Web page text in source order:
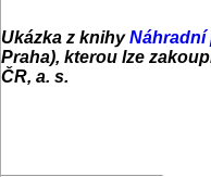
Ukázka z knihyNáhradní
Praha), kterou lze
ČR, a. s.